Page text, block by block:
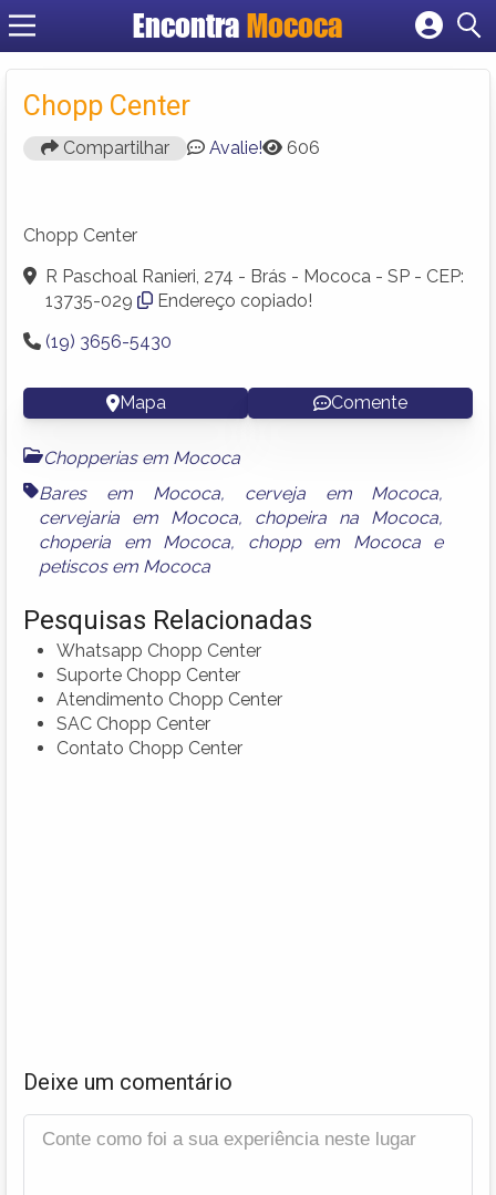
Encontra Mococa
Chopp Center
Compartilhar Avalie! 606
Chopp Center
R Paschoal Ranieri, 274 - Brás - Mococa - SP - CEP:
13735-029
Endereço copiado!
(19) 3656-5430
Mapa Comente
Chopperias em Mococa
Bares em Mococa, cerveja em Mococa,
cervejaria em Mococa, chopeira na Mococa,
choperia em Mococa, chopp em Mococae
petiscos em Mococa
Pesquisas Relacionadas
Whatsapp Chopp Center
Suporte Chopp Center
Atendimento Chopp Center
SAC Chopp Center
Contato Chopp Center
Deixe um comentário